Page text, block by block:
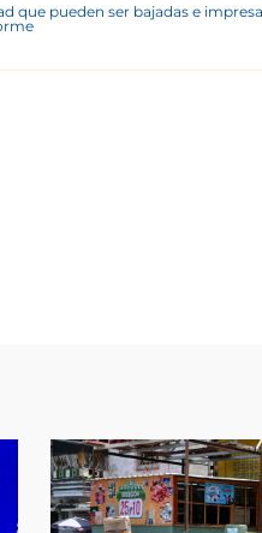
que pueden ser bajadas e